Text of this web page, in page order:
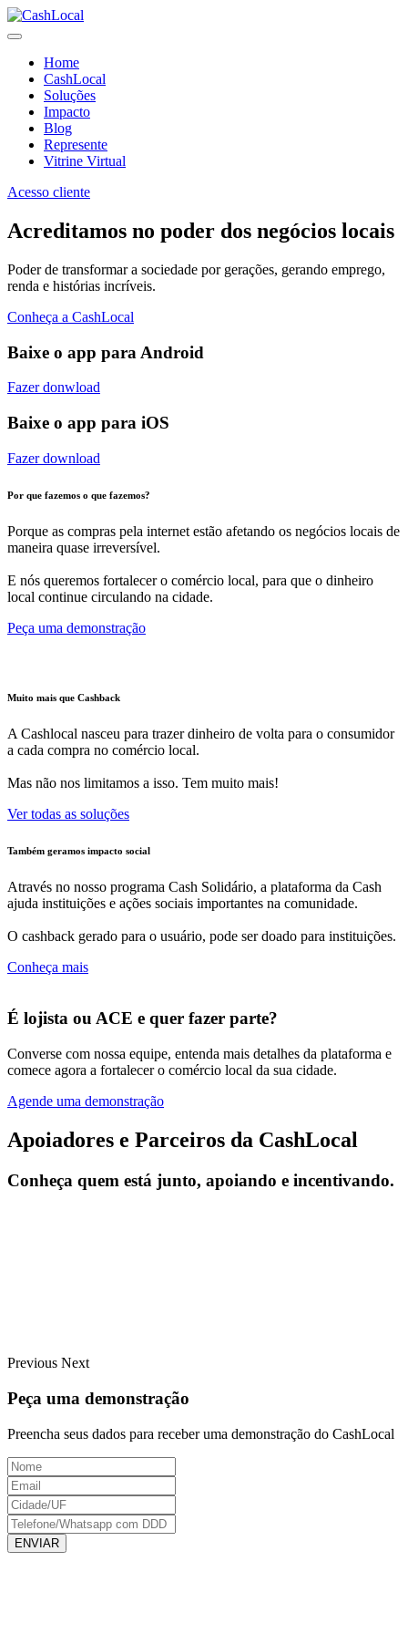
Home
CashLocal
Soluções
Impacto
Blog
Represente
Vitrine Virtual
Acesso cliente
Acreditamos no poder dos negócios locais
Poder de transformar a sociedade por gerações, gerando emprego,
renda e histórias incríveis.
Conheça a CashLocal
Baixe o app para Android
Fazer donwload
Baixe o app para iOS
Fazer download
Por que fazemos o que fazemos?
Porque as compras pela internet estão afetando os negócios locais de
maneira quase irreversível.
E nós queremos fortalecer o comércio local, para que o dinheiro
local continue circulando na cidade.
Peça uma demonstração
Muito mais que Cashback
A Cashlocal nasceu para trazer dinheiro de volta para o consumidor
a cada compra no comércio local.
Mas não nos limitamos a isso. Tem muito mais!
Ver todas as soluções
Também geramos impacto social
Através no nosso programa Cash Solidário, a plataforma da Cash
ajuda instituições e ações sociais importantes na comunidade.
O cashback gerado para o usuário, pode ser doado para instituições.
Conheça mais
É lojista ou ACE e quer fazer parte?
Converse com nossa equipe, entenda mais detalhes da plataforma e
comece agora a fortalecer o comércio local da sua cidade.
Agende uma demonstração
Apoiadores e Parceiros da CashLocal
Conheça quem está junto, apoiando e incentivando.
Previous Next
Peça uma demonstração
Preencha seus dados para receber uma demonstração do CashLocal
ENVIAR